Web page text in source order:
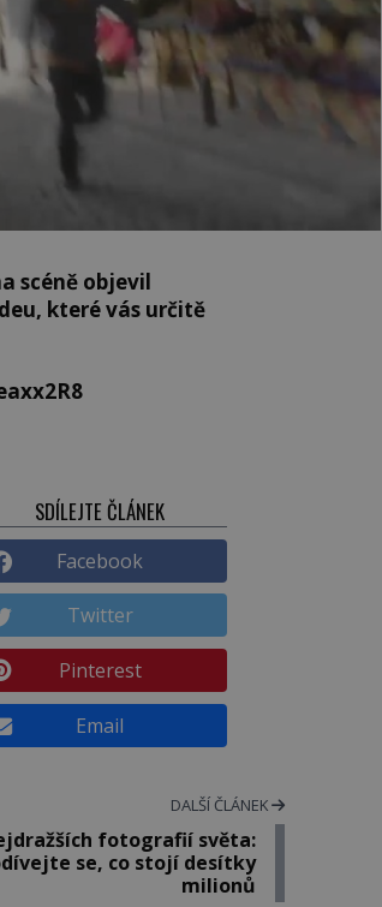
scéně objevil
které vás určitě
SDÍLEJTE ČLÁNEK
Facebook
Twitter
Pinterest
Email
DALŠÍ ČLÁNEK
fotografií světa:
se, co stojí desítky
milionů